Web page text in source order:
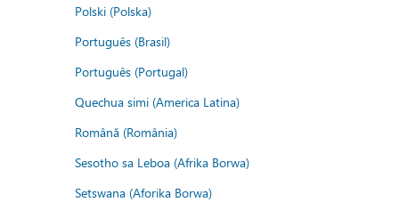
Polski (Polska)
Português (Brasil)
Português (Portugal)
Quechua simi (America Latina)
Română (România)
Sesotho sa Leboa (Afrika Borwa)
Setswana (Aforika Borwa)